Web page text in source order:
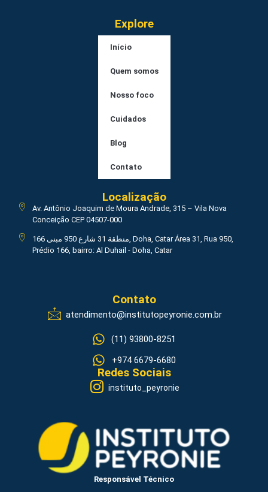
Explore
Início
Quem somos
Nosso foco
Cuidados
Blog
Contato
Localização
Av. Antônio Joaquim de Moura Andrade, 315 – Vila Nova
Conceição CEP 04507-000
منطقة 31 شارع 950 مبنى 166, Doha, Catar Área 31, Rua 950,
Prédio 166, bairro: Al Duhail - Doha, Catar
Contato
atendimento@institutopeyronie.com.br
(11) 93800-8251
+974 6679-6680
Redes Sociais
instituto_peyronie
Responsável Técnico